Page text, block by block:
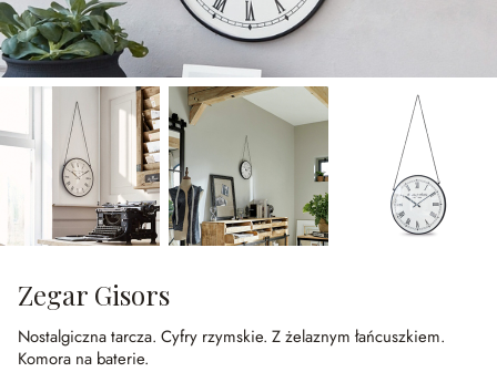
Zegar Gisors
Nostalgiczna tarcza. Cyfry rzymskie. Z żelaznym łańcuszkiem.
Komora na baterie.